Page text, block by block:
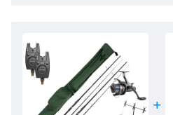
- Leichtgewicht
- Ideal für kurze Sessions
- Schnell aufgebaut
- Komplettset, sofort startklar für ans
Ultimate Adventure Bissanzeiger